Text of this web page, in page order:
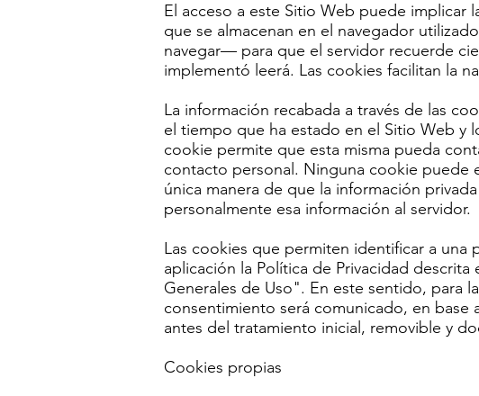
El acceso a este Sitio Web puede implicar
que se almacenan en el navegador
navegar— para que el servidor recuerde
implementó leerá. Las cookies facilitan la
La información recabada a través de las
el tiempo que ha estado en el Sitio Web y
cookie permite que esta misma pueda
contacto personal. Ninguna cookie puede
única manera de que la información
personalmente esa información al servidor.
Las cookies que permiten identificar a una
aplicación la Política de Privacidad
Generales de Uso". En este sentido, para
consentimiento será comunicado, en base
antes del tratamiento inicial, removible y
Cookies propias